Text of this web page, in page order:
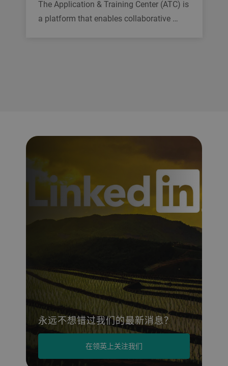
The Application & Training Center (ATC) is
a platform that enables collaborative …
永远不想错过我们的最新消息？
在领英上关注我们